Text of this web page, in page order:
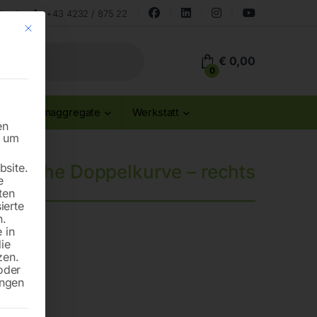
+43 4232 / 875 22
0
€ 0,00
Stromaggregate Werkstatt
Doppelkurve – rechts
Mit diesem Button wird der Dialog geschlossen. Seine Funktionalität ist
in